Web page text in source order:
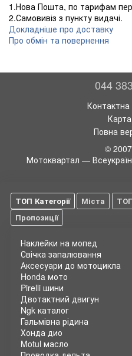
1.Нова Пошта, по тарифам
2.Самовивіз з пункту видачі.
Докладніше про доставку
Про обмін та повернення
044
Контактна
Повна
©
Мотоквартал —
ТОП Категорії Міста
Пропозиції
Наклейки на мопед
Свічка запалювання
Аксесуари до мотоцикла
Honda мото
Pirelli шини
Двотактний двигун
Ngk каталог
Гальмівна рідина
Хонда дио
Motul масло